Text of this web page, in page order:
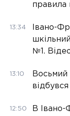
правила
13:34
Івано-
№1.
13:10
Восьмий
12:50
В Івано-